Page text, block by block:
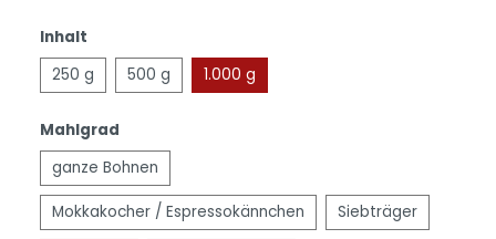
Inhalt
250 g
500 g 1.000 g
Mahlgrad
ganze Bohnen
Mokkakocher / Espressokännchen Siebträger